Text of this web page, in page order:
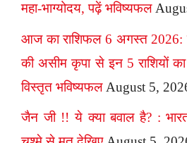
महा-भाग्योदय, पढ़ें भविष्यफल
आज का राशिफल 6 अगस्त 2026:
की असीम कृपा से इन 5 राशियों का
विस्तृत भविष्यफल August 5,
जैन जी !! ये क्या बवाल है? :